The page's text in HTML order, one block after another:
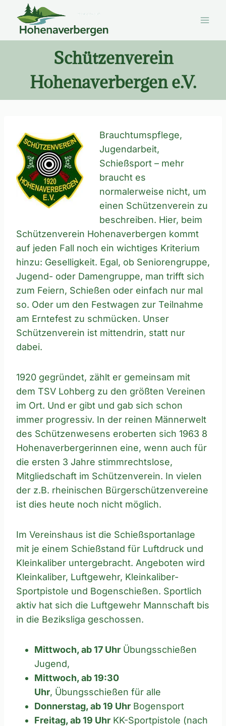
Inhalt
springen
Schützenverein
Hohenaverbergen e.V.
Brauchtumspflege,
Jugendarbeit,
Schießsport – mehr
braucht es
normalerweise nicht, um
einen Schützenverein zu
beschreiben. Hier, beim
Schützenverein Hohenaverbergen kommt
auf jeden Fall noch ein wichtiges Kriterium
hinzu: Geselligkeit. Egal, ob Seniorengruppe,
Jugend- oder Damengruppe, man trifft sich
zum Feiern, Schießen oder einfach nur mal
so. Oder um den Festwagen zur Teilnahme
am Erntefest zu schmücken. Unser
Schützenverein ist mittendrin, statt nur
dabei.
1920 gegründet, zählt er gemeinsam mit
dem TSV Lohberg zu den größten Vereinen
im Ort. Und er gibt und gab sich schon
immer progressiv. In der reinen Männerwelt
des Schützenwesens eroberten sich 1963 8
Hohenaverbergerinnen eine, wenn auch für
die ersten 3 Jahre stimmrechtslose,
Mitgliedschaft im Schützenverein. In vielen
der z.B. rheinischen Bürgerschützenvereine
ist dies heute noch nicht möglich.
Im Vereinshaus ist die Schießsportanlage
mit je einem Schießstand für Luftdruck und
Kleinkaliber untergebracht. Angeboten wird
Kleinkaliber, Luftgewehr, Kleinkaliber-
Sportpistole und Bogenschießen. Sportlich
aktiv hat sich die Luftgewehr Mannschaft bis
in die Beziksliga geschossen.
Mittwoch, ab 17 Uhr Übungsschießen
Jugend,
Mittwoch, ab 19:30
Uhr, Übungsschießen für alle
Donnerstag, ab 19 Uhr Bogensport
Freitag, ab 19 Uhr KK-Sportpistole (nach